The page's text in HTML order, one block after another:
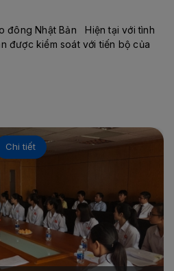
đông Nhật Bản Hiện tại với tình
được kiểm soát với tiến bộ của
Chi tiết